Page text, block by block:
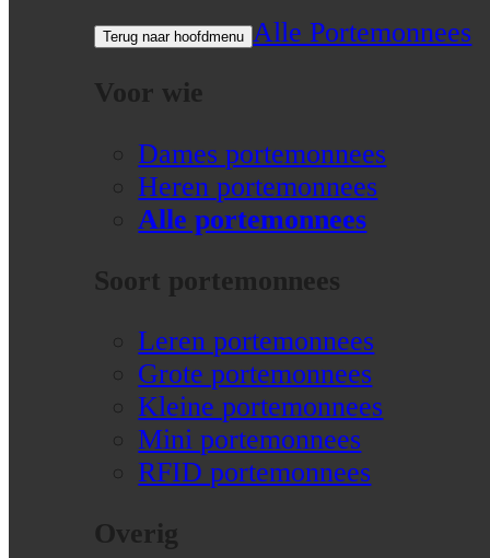
Terug naar hoofdmenu Alle Portemonnees
Voor wie
Dames portemonnees
Heren portemonnees
Alle portemonnees
Soort portemonnees
Leren portemonnees
Grote portemonnees
Kleine portemonnees
Mini portemonnees
RFID portemonnees
Overig